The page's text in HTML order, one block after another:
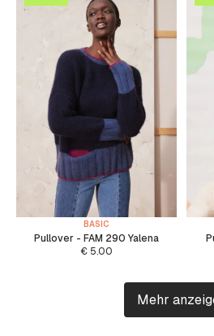
BASIC
Pullover - FAM 290 Yalena
€ 5.00
Mehr